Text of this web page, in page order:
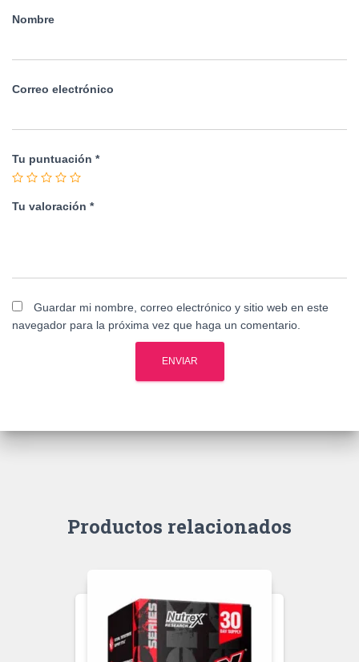
Nombre
Correo electrónico
Tu puntuación *
Tu valoración *
Guardar mi nombre, correo electrónico y sitio web en este
navegador para la próxima vez que haga un comentario.
Productos relacionados